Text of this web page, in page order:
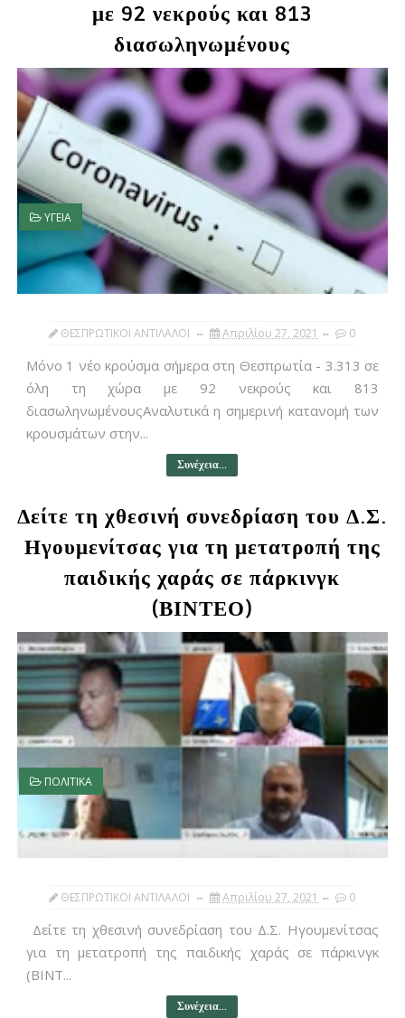
με 92 νεκρούς και 813
διασωληνωμένους
ΥΓΕΙΑ
ΘΕΣΠΡΩΤΙΚΟΙ ΑΝΤΙΛΑΛΟΙ Απριλίου 27, 2021 0
Μόνο 1 νέο κρούσμα σήμερα στη Θεσπρωτία - 3.313 σε
όλη τη χώρα με 92 νεκρούς και 813
διασωληνωμένουςΑναλυτικά η σημερινή κατανομή των
κρουσμάτων στην...
Συνέχεια...
Δείτε τη χθεσινή συνεδρίαση του Δ.Σ.
Ηγουμενίτσας για τη μετατροπή της
παιδικής χαράς σε πάρκινγκ
(ΒΙΝΤΕΟ)
ΠΟΛΙΤΙΚΑ
ΘΕΣΠΡΩΤΙΚΟΙ ΑΝΤΙΛΑΛΟΙ Απριλίου 27, 2021 0
Δείτε τη χθεσινή συνεδρίαση του Δ.Σ. Ηγουμενίτσας
για τη μετατροπή της παιδικής χαράς σε πάρκινγκ
(ΒΙΝΤ...
Συνέχεια...